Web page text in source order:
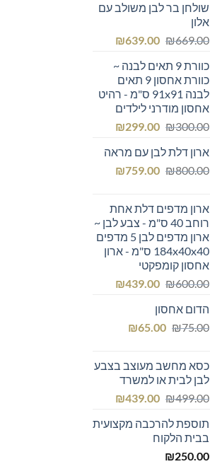
היה:
הוא:
שולחן בר לבן משולב עם
אלון
₪669.00
המחיר
היה:
₪669.00.
₪639.00
המחיר
הוא:כוורת 9 תאים לבנה ~
כוורת אחסון 9 תאים
לבנה 91x91 ס"מ - רהיט
אחסון מודרני לילדים
₪300.00
המחיר
היה:
₪300.00.
₪299.00
המחיר
הוא:
₪299.00.
ארון דלת לבן עם מראה
₪800.00
המחיר
₪800.00.
₪759.00
המחיר
₪759.00.ארון מדפים דלת אחת
רוחב 40 ס"מ - צבע לבן ~
ארון מדפים לבן 5 מדפים
184x40x40 ס"מ - ארון
אחסון קומפקטי
₪600.00
המחיר
היה:
₪600.00.
₪439.00
המחיר
הדום אחסון
₪75.00
המחיר
₪75.00.
₪65.00
המחיר
₪65.00.
כסא מחשב מעוצב בצבע
לבן לבית או למשרד
₪499.00
המחיר
היה:
₪499.00.
₪439.00
המחיר
הוא:
תוספת להרכבה מקצועית
בבית הלקוח
₪250.00